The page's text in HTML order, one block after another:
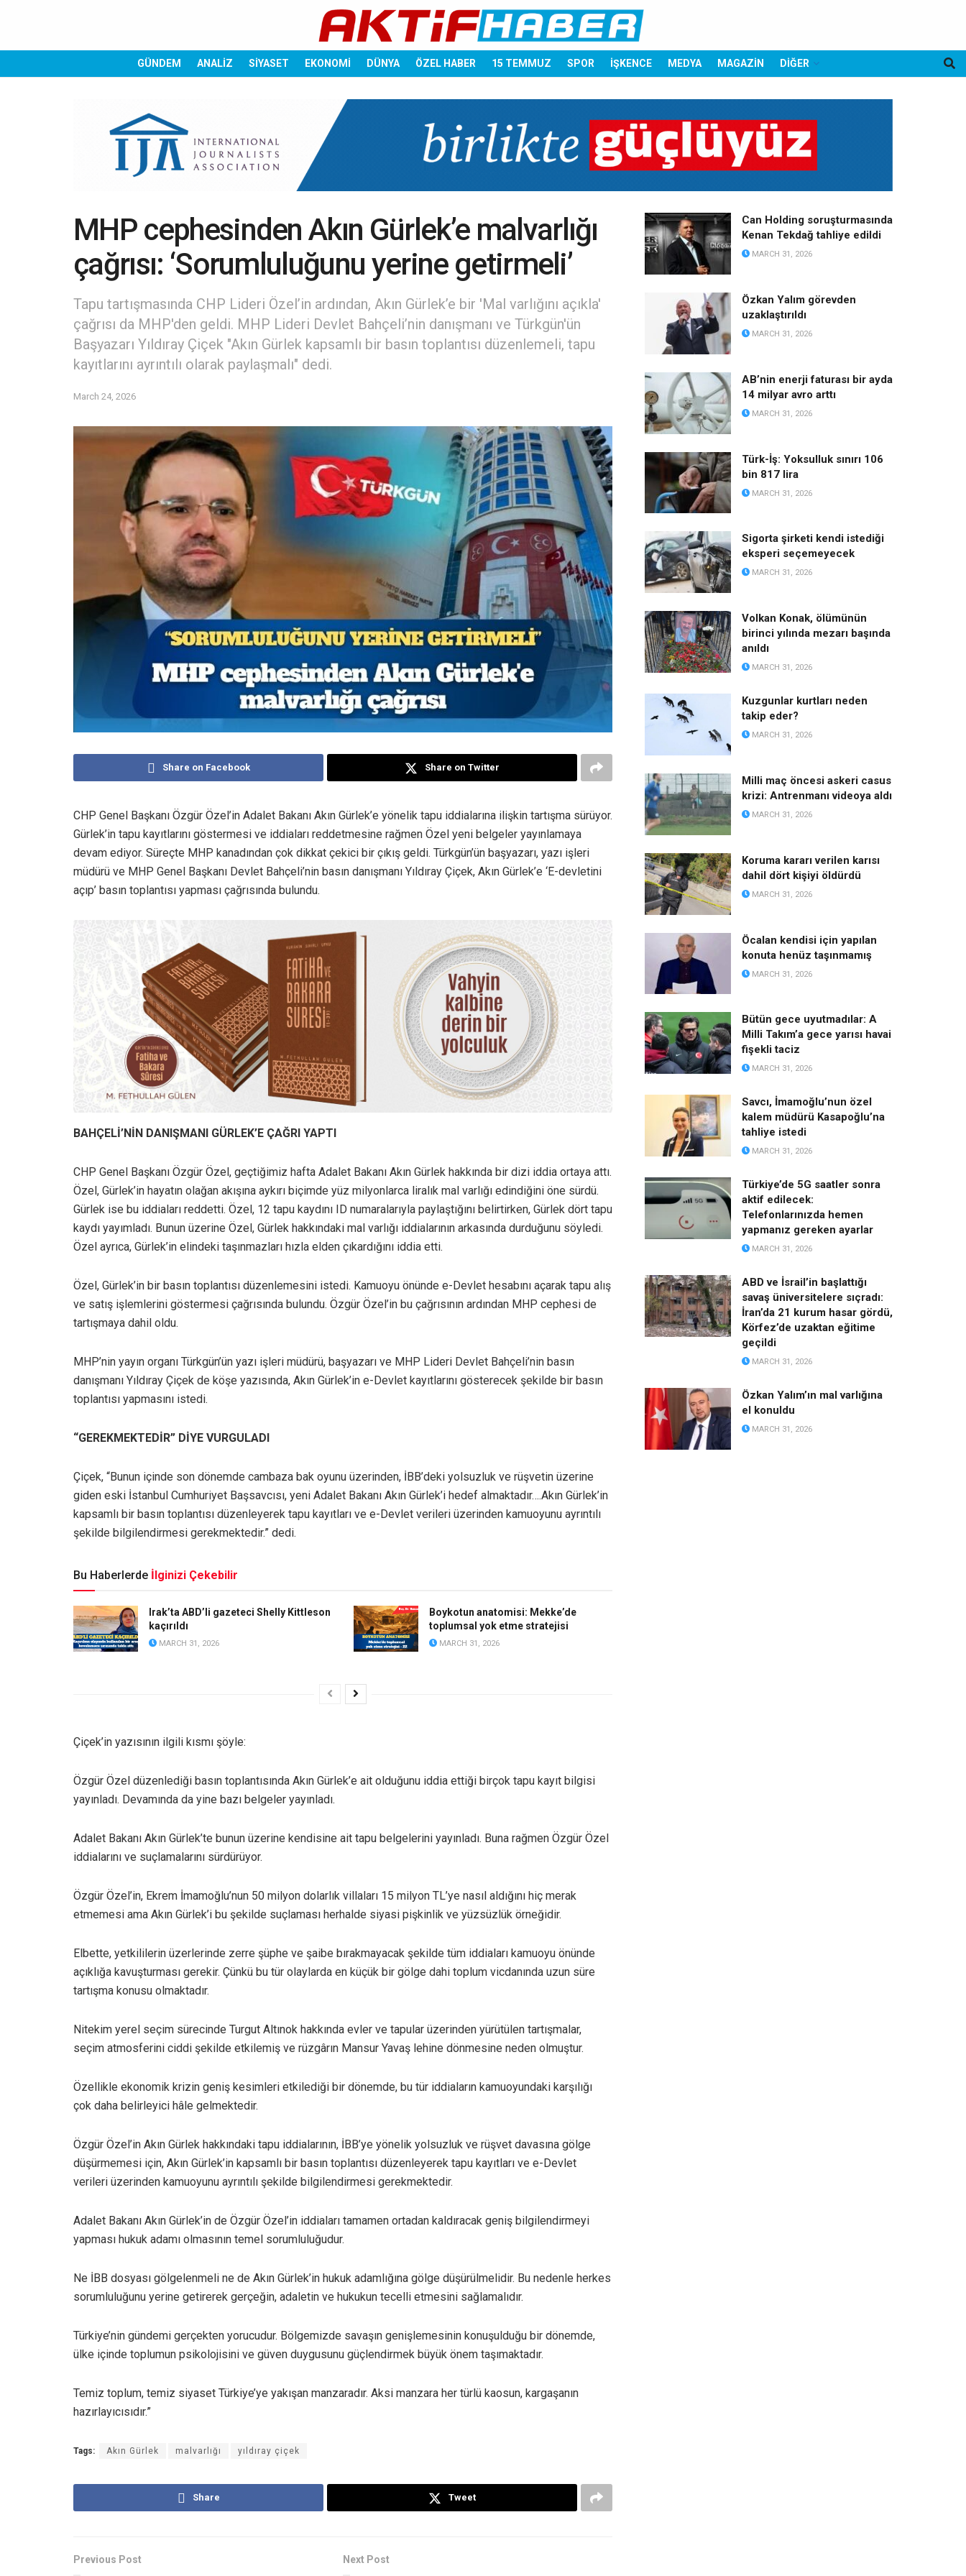
GÜNDEM ANALİZ SİYASET EKONOMİ DÜNYA ÖZEL HABER 15 TEMMUZ SPOR İŞKENCE MEDYA MAGAZİN DİĞER
MHP cephesinden Akın Gürlek’e malvarlığı
çağrısı: ‘Sorumluluğunu yerine getirmeli’
Tapu tartışmasında CHP Lideri Özel’in ardından, Akın Gürlek’e bir 'Mal varlığını açıkla'
çağrısı da MHP'den geldi. MHP Lideri Devlet Bahçeli’nin danışmanı ve Türkgün'ün
Başyazarı Yıldıray Çiçek "Akın Gürlek kapsamlı bir basın toplantısı düzenlemeli, tapu
kayıtlarını ayrıntılı olarak paylaşmalı" dedi.
March 24, 2026
Share on Facebook Share on Twitter
CHP Genel Başkanı Özgür Özel’in Adalet Bakanı Akın Gürlek’e yönelik tapu iddialarına ilişkin tartışma sürüyor.
Gürlek’in tapu kayıtlarını göstermesi ve iddiaları reddetmesine rağmen Özel yeni belgeler yayınlamaya
devam ediyor. Süreçte MHP kanadından çok dikkat çekici bir çıkış geldi. Türkgün’ün başyazarı, yazı işleri
müdürü ve MHP Genel Başkanı Devlet Bahçeli’nin basın danışmanı Yıldıray Çiçek, Akın Gürlek’e ‘E-devletini
açıp’ basın toplantısı yapması çağrısında bulundu.
BAHÇELİ’NİN DANIŞMANI GÜRLEK’E ÇAĞRI YAPTI
CHP Genel Başkanı Özgür Özel, geçtiğimiz hafta Adalet Bakanı Akın Gürlek hakkında bir dizi iddia ortaya attı.
Özel, Gürlek’in hayatın olağan akışına aykırı biçimde yüz milyonlarca liralık mal varlığı edindiğini öne sürdü.
Gürlek ise bu iddiaları reddetti. Özel, 12 tapu kaydını ID numaralarıyla paylaştığını belirtirken, Gürlek dört tapu
kaydı yayımladı. Bunun üzerine Özel, Gürlek hakkındaki mal varlığı iddialarının arkasında durduğunu söyledi.
Özel ayrıca, Gürlek’in elindeki taşınmazları hızla elden çıkardığını iddia etti.
Özel, Gürlek’in bir basın toplantısı düzenlemesini istedi. Kamuoyu önünde e-Devlet hesabını açarak tapu alış
ve satış işlemlerini göstermesi çağrısında bulundu. Özgür Özel’in bu çağrısının ardından MHP cephesi de
tartışmaya dahil oldu.
MHP’nin yayın organı Türkgün’ün yazı işleri müdürü, başyazarı ve MHP Lideri Devlet Bahçeli’nin basın
danışmanı Yıldıray Çiçek de köşe yazısında, Akın Gürlek’in e-Devlet kayıtlarını gösterecek şekilde bir basın
toplantısı yapmasını istedi.
“GEREKMEKTEDİR” DİYE VURGULADI
Çiçek, “Bunun içinde son dönemde cambaza bak oyunu üzerinden, İBB’deki yolsuzluk ve rüşvetin üzerine
giden eski İstanbul Cumhuriyet Başsavcısı, yeni Adalet Bakanı Akın Gürlek’i hedef almaktadır….Akın Gürlek’in
kapsamlı bir basın toplantısı düzenleyerek tapu kayıtları ve e-Devlet verileri üzerinden kamuoyunu ayrıntılı
şekilde bilgilendirmesi gerekmektedir.” dedi.
Bu Haberlerde İlginizi Çekebilir
Irak’ta ABD’li gazeteci Shelly Kittleson
kaçırıldı
MARCH 31, 2026
Boykotun anatomisi: Mekke’de
toplumsal yok etme stratejisi
MARCH 31, 2026
Çiçek’in yazısının ilgili kısmı şöyle:
Özgür Özel düzenlediği basın toplantısında Akın Gürlek’e ait olduğunu iddia ettiği birçok tapu kayıt bilgisi
yayınladı. Devamında da yine bazı belgeler yayınladı.
Adalet Bakanı Akın Gürlek’te bunun üzerine kendisine ait tapu belgelerini yayınladı. Buna rağmen Özgür Özel
iddialarını ve suçlamalarını sürdürüyor.
Özgür Özel’in, Ekrem İmamoğlu’nun 50 milyon dolarlık villaları 15 milyon TL’ye nasıl aldığını hiç merak
etmemesi ama Akın Gürlek’i bu şekilde suçlaması herhalde siyasi pişkinlik ve yüzsüzlük örneğidir.
Elbette, yetkililerin üzerlerinde zerre şüphe ve şaibe bırakmayacak şekilde tüm iddiaları kamuoyu önünde
açıklığa kavuşturması gerekir. Çünkü bu tür olaylarda en küçük bir gölge dahi toplum vicdanında uzun süre
tartışma konusu olmaktadır.
Nitekim yerel seçim sürecinde Turgut Altınok hakkında evler ve tapular üzerinden yürütülen tartışmalar,
seçim atmosferini ciddi şekilde etkilemiş ve rüzgârın Mansur Yavaş lehine dönmesine neden olmuştur.
Özellikle ekonomik krizin geniş kesimleri etkilediği bir dönemde, bu tür iddiaların kamuoyundaki karşılığı
çok daha belirleyici hâle gelmektedir.
Özgür Özel’in Akın Gürlek hakkındaki tapu iddialarının, İBB’ye yönelik yolsuzluk ve rüşvet davasına gölge
düşürmemesi için, Akın Gürlek’in kapsamlı bir basın toplantısı düzenleyerek tapu kayıtları ve e-Devlet
verileri üzerinden kamuoyunu ayrıntılı şekilde bilgilendirmesi gerekmektedir.
Adalet Bakanı Akın Gürlek’in de Özgür Özel’in iddiaları tamamen ortadan kaldıracak geniş bilgilendirmeyi
yapması hukuk adamı olmasının temel sorumluluğudur.
Ne İBB dosyası gölgelenmeli ne de Akın Gürlek’in hukuk adamlığına gölge düşürülmelidir. Bu nedenle herkes
sorumluluğunu yerine getirerek gerçeğin, adaletin ve hukukun tecelli etmesini sağlamalıdır.
Türkiye’nin gündemi gerçekten yorucudur. Bölgemizde savaşın genişlemesinin konuşulduğu bir dönemde,
ülke içinde toplumun psikolojisini ve güven duygusunu güçlendirmek büyük önem taşımaktadır.
Temiz toplum, temiz siyaset Türkiye’ye yakışan manzaradır. Aksi manzara her türlü kaosun, kargaşanın
hazırlayıcısıdır.”
Tags: Akın Gürlek malvarlığı yıldıray çiçek
Share Tweet
Previous Post Next Post
Can Holding soruşturmasında
Kenan Tekdağ tahliye edildi
MARCH 31, 2026
Özkan Yalım görevden
uzaklaştırıldı
MARCH 31, 2026
AB’nin enerji faturası bir ayda
14 milyar avro arttı
MARCH 31, 2026
Türk-İş: Yoksulluk sınırı 106
bin 817 lira
MARCH 31, 2026
Sigorta şirketi kendi istediği
eksperi seçemeyecek
MARCH 31, 2026
Volkan Konak, ölümünün
birinci yılında mezarı başında
anıldı
MARCH 31, 2026
Kuzgunlar kurtları neden
takip eder?
MARCH 31, 2026
Milli maç öncesi askeri casus
krizi: Antrenmanı videoya aldı
MARCH 31, 2026
Koruma kararı verilen karısı
dahil dört kişiyi öldürdü
MARCH 31, 2026
Öcalan kendisi için yapılan
konuta henüz taşınmamış
MARCH 31, 2026
Bütün gece uyutmadılar: A
Milli Takım’a gece yarısı havai
fişekli taciz
MARCH 31, 2026
Savcı, İmamoğlu’nun özel
kalem müdürü Kasapoğlu’na
tahliye istedi
MARCH 31, 2026
Türkiye’de 5G saatler sonra
aktif edilecek:
Telefonlarınızda hemen
yapmanız gereken ayarlar
MARCH 31, 2026
ABD ve İsrail’in başlattığı
savaş üniversitelere sıçradı:
İran’da 21 kurum hasar gördü,
Körfez’de uzaktan eğitime
geçildi
MARCH 31, 2026
Özkan Yalım’ın mal varlığına
el konuldu
MARCH 31, 2026